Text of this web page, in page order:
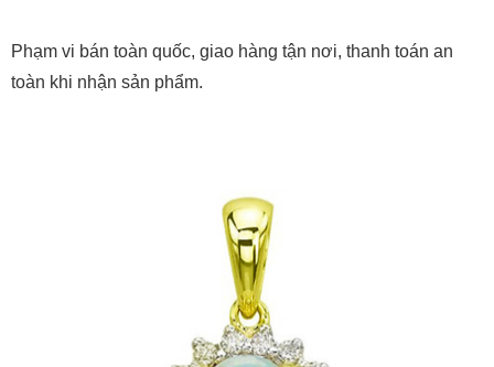
Phạm vi bán toàn quốc, giao hàng tận nơi, thanh toán an
toàn khi nhận sản phẩm.